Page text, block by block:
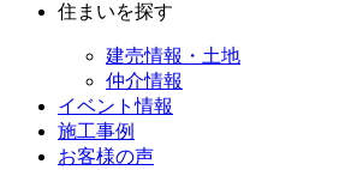
住まいを探す
建売情報・土地
仲介情報
イベント情報
施工事例
お客様の声